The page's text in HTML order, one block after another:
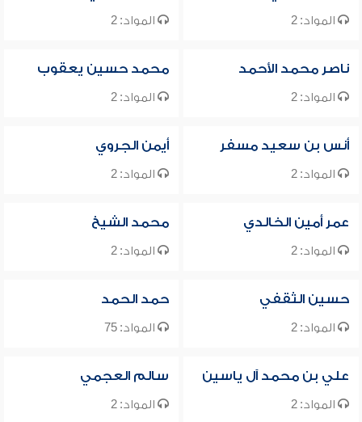
المواد: 2 المواد: 2
ناصر محمد الأحمد
المواد: 2
محمد حسين يعقوب
المواد: 2
أنس بن سعيد مسفر
المواد: 2
أيمن الجروي
المواد: 2
عمر أمين الخالدي
المواد: 2
محمد الشيخ
المواد: 2
حسين الثقفي
المواد: 2
حمد الحمد
المواد: 75
علي بن محمد آل ياسين
المواد: 2
سالم العجمي
المواد: 2